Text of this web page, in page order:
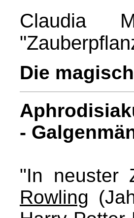
Claudia
Die
-
"In neuster
Rowling